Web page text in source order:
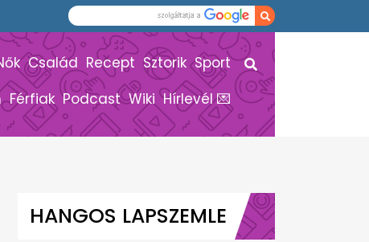
Család Recept Sztorik Sport
Férfiak Podcast Wiki Hírlevél 💌
HANGOS LAPSZEMLE